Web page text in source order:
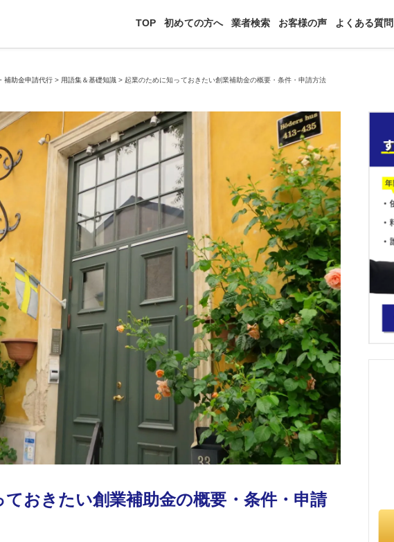
TOP 初めての方へ 業者検索 お客様の声 よくある質問
補助金申請代行> 用語集＆基礎知識 > 起業のために知っておきたい創業補助金の概要・条件・申請方法
おきたい創業補助金の概要・条件・申請